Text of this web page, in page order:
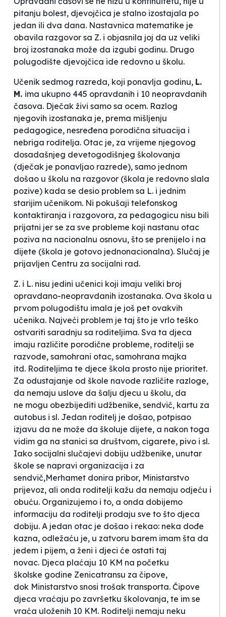
pitanju bolest, djevojčica je stalno izostajala po
jedan ili dva dana. Nastavnica matematike je
obavila razgovor sa Z. i objasnila joj da uz veliki
broj izostanaka može da izgubi godinu. Drugo
polugodište djevojčica ide redovno u školu.
Učenik sedmog razreda, koji ponavlja godinu, L.
M. ima ukupno 445 opravdanih i 10 neopravdanih
časova. Dječak živi samo sa ocem. Razlog
njegovih izostanaka je, prema mišljenju
pedagogice, nesređena porodična situacija i
nebriga roditelja. Otac je, za vrijeme njegovog
dosadašnjeg devetogodišnjeg školovanja
(dječak je ponavljao razrede), samo jednom
došao u školu na razgovor (škola je redovno slala
pozive) kada se desio problem sa L. i jednim
starijim učenikom. Ni pokušaji telefonskog
kontaktiranja i razgovora, za pedagogicu nisu bili
prijatni jer se za sve probleme koji nastanu otac
poziva na nacionalnu osnovu, što se prenijelo i na
dijete (škola je gotovo jednonacionalna). Slučaj je
prijavljen Centru za socijalni rad.
Z. i L. nisu jedini učenici koji imaju veliki broj
opravdano-neopravdanih izostanaka. Ova škola u
prvom polugodištu imala je još pet ovakvih
učenika. Najveći problem je taj što je vrlo teško
ostvariti saradnju sa roditeljima. Sva ta djeca
imaju različite porodične probleme, roditelji se
razvode, samohrani otac, samohrana majka
itd. Roditeljima te djece škola prosto nije prioritet.
Za odustajanje od škole navode različite razloge,
da nemaju uslove da šalju djecu u školu, da
ne mogu obezbijediti udžbenike, sendvič, kartu za
autobus i sl. Jedan roditelj je došao, potpisao
izjavu da ne može da školuje dijete, a nakon toga
vidim ga na stanici sa društvom, cigarete, pivo i sl.
Iako socijalni slučajevi dobiju udžbenike, unutar
škole se napravi organizacija i za
sendvič,Merhamet donira pribor, Ministarstvo
prijevoz, ali onda roditelji kažu da nemaju odjeću i
obuću. Organizujemo i to, a onda dobijemo
informaciju da roditelji prodaju sve to što djeca
dobiju. A jedan otac je došao i rekao: neka dođe
kazna, odležaću je, u zatvoru barem imam šta da
jedem i pijem, a ženi i djeci će ostati taj
novac. Djeca plaćaju 10 KM na početku
školske godine Zenicatransu za čipove,
dok Ministarstvo snosi trošak transporta. Čipove
djeca vraćaju po završetku školovanja, te im se
vraća uloženih 10 KM. Roditelji nemaju neku